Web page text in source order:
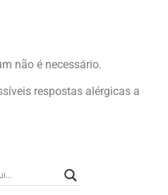
não é necessário.
respostas alérgicas a